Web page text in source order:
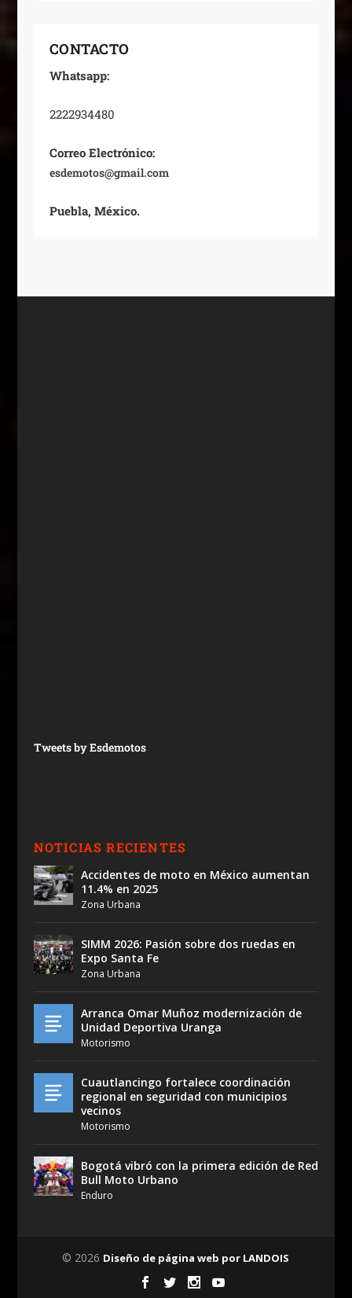
CONTACTO
Whatsapp:
2222934480
Correo Electrónico:
esdemotos@gmail.com
Puebla, México.
Tweets by Esdemotos
NOTICIAS RECIENTES
Accidentes de moto en México aumentan
11.4% en 2025
Zona Urbana
SIMM 2026: Pasión sobre dos ruedas en
Expo Santa Fe
Zona Urbana
Arranca Omar Muñoz modernización de
Unidad Deportiva Uranga
Motorismo
Cuautlancingo fortalece coordinación
regional en seguridad con municipios
vecinos
Motorismo
Bogotá vibró con la primera edición de Red
Bull Moto Urbano
Enduro
© 2026 Diseño de página web por LANDOIS